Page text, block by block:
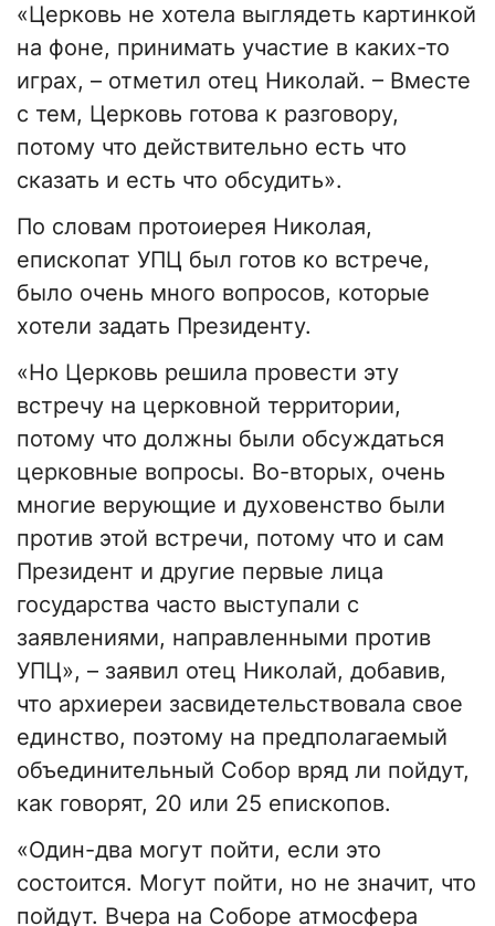
«Церковь не хотела выглядеть картинкой
на фоне, принимать участие в каких-то
играх, – отметил отец Николай. – Вместе
с тем, Церковь готова к разговору,
потому что действительно есть что
сказать и есть что обсудить».
По словам протоиерея Николая,
епископат УПЦ был готов ко встрече,
было очень много вопросов, которые
хотели задать Президенту.
«Но Церковь решила провести эту
встречу на церковной территории,
потому что должны были обсуждаться
церковные вопросы. Во-вторых, очень
многие верующие и духовенство были
против этой встречи, потому что и сам
Президент и другие первые лица
государства часто выступали с
заявлениями, направленными против
УПЦ», – заявил отец Николай, добавив,
что архиереи засвидетельствовала свое
единство, поэтому на предполагаемый
объединительный Собор вряд ли пойдут,
как говорят, 20 или 25 епископов.
«Один-два могут пойти, если это
состоится. Могут пойти, но не значит, что
пойдут. Вчера на Соборе атмосфера